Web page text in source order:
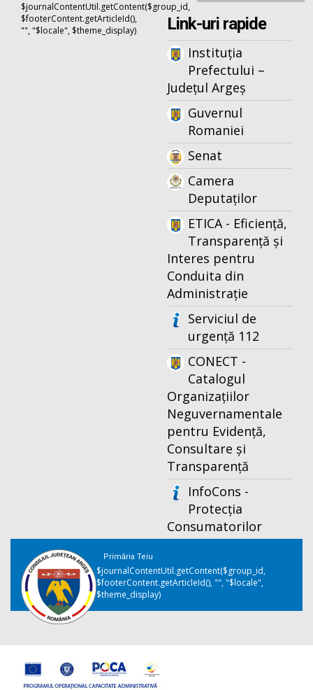
$journalContentUtil.getContent($group_id,
$footerContent.getArticleId(),
"", "$locale", $theme_display)
Link-uri rapide
Instituția
Prefectului –
Județul Argeș
Guvernul
Romaniei
Senat
Camera
Deputaților
ETICA - Eficiență,
Transparență și
Interes pentru
Conduita din
Administrație
Serviciul de
urgență 112
CONECT -
Catalogul
Organizațiilor
Neguvernamentale
pentru Evidență,
Consultare și
Transparență
InfoCons -
Protecția
Consumatorilor
Primăria Teiu
$journalContentUtil.getContent($group_id,
$footerContent.getArticleId(), "", "$locale",
$theme_display)